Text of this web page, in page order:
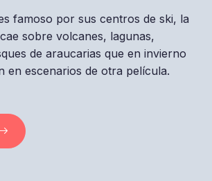
famoso por sus centros de ski, la
sobre volcanes, lagunas,
de araucarias que en invierno
en escenarios de otra película.